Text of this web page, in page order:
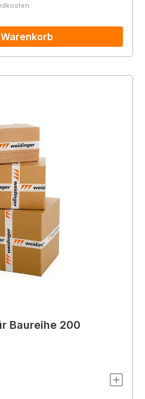
Baureihe 200